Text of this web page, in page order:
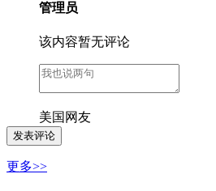
管理员
该内容暂无评论
美国网友
更多>>